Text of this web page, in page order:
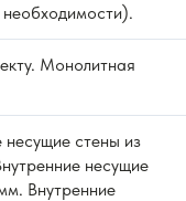
Монолитная
стены из
несущие
Внутренние